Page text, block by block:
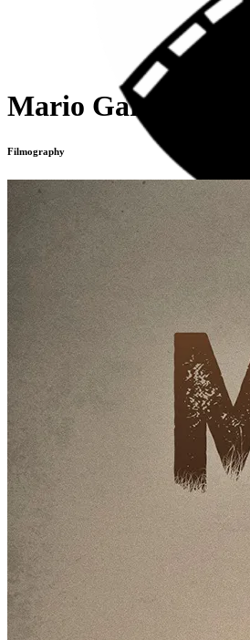
Mario García
Filmography